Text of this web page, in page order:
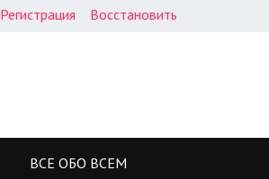
Регистрация Восстановить
ВСЕ ОБО ВСЕМ